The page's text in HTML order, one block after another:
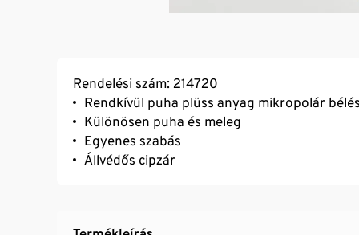
Rendelési szám: 214720
Rendkívül puha plüss anyag mikropolár
Különösen puha és meleg
Egyenes szabás
Állvédős cipzár